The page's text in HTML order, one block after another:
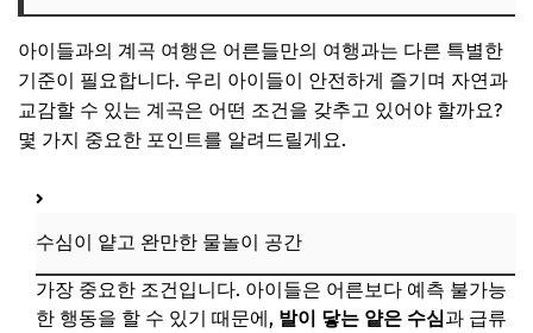
깨끗한 수질과 주변 환경
편의시설 (화장실, 주차장 등) 완비
안전 관리 인력 상주 여부
📌 지금 뜨는 꿀정보! 놓치지 마세요
가평 용추계곡: 접근성 좋은 수도권 명소
평창 흥정계곡: 맑고 시원한 강원도 청정지역
아이들과의 계곡 여행은 어른들만의 여행과는 다른 특별한
기준이 필요합니다. 우리 아이들이 안전하게 즐기며 자연과
교감할 수 있는 계곡은 어떤 조건을 갖추고 있어야 할까요?
몇 가지 중요한 포인트를 알려드릴게요.
수심이 얕고 완만한 물놀이 공간
가장 중요한 조건입니다. 아이들은 어른보다 예측 불가능
한 행동을 할 수 있기 때문에, 발이 닿는 얕은 수심과 급류